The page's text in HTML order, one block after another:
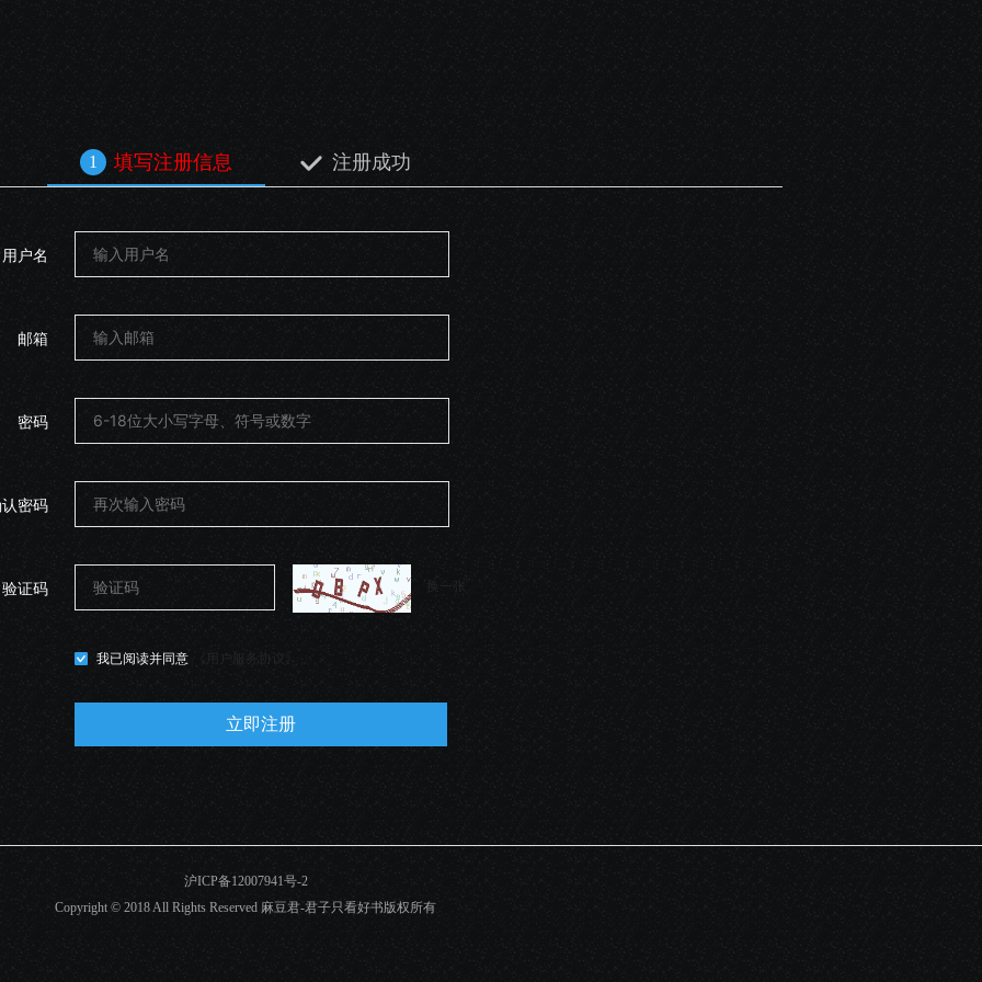
1 填写注册信息  注册成功
用户名
邮箱
密码
密码
验证码
我已阅读并同意
立即注册
沪ICP备12007941号-2
Copyright © 2018 All Rights Reserved 麻豆君-君子只看好书版权所有